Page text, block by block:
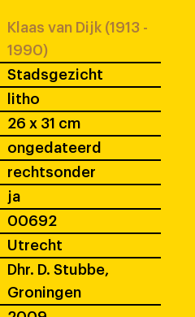
Klaas van Dijk (1913 -
1990)
Stadsgezicht
litho
26 x 31 cm
ongedateerd
rechtsonder
ja
00692
Utrecht
Dhr. D. Stubbe,
Groningen